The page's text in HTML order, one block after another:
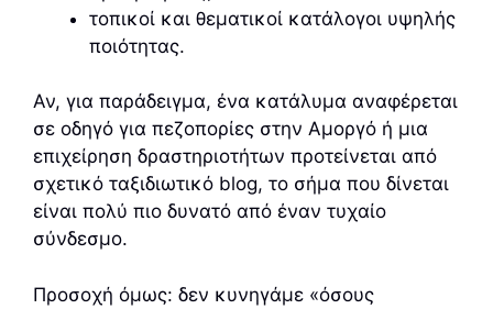
τοπικοί και θεματικοί κατάλογοι υψηλής
ποιότητας.
Αν, για παράδειγμα, ένα κατάλυμα αναφέρεται
σε οδηγό για πεζοπορίες στην Αμοργό ή μια
επιχείρηση δραστηριοτήτων προτείνεται από
σχετικό ταξιδιωτικό blog, το σήμα που δίνεται
είναι πολύ πιο δυνατό από έναν τυχαίο
σύνδεσμο.
Προσοχή όμως: δεν κυνηγάμε «όσους